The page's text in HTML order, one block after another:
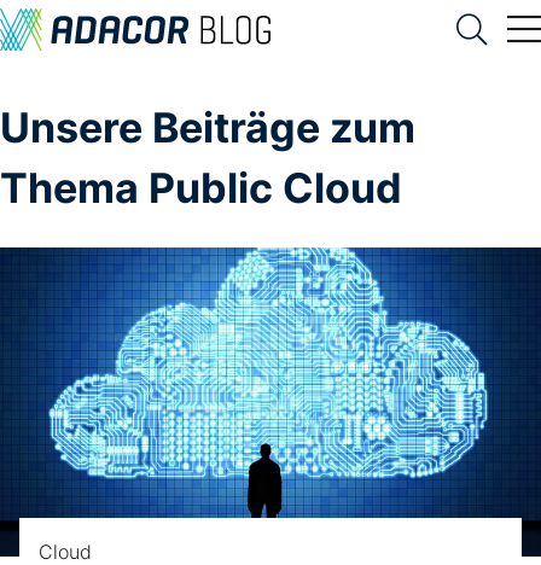
Unsere Beiträge zum
Thema Public Cloud
Cloud